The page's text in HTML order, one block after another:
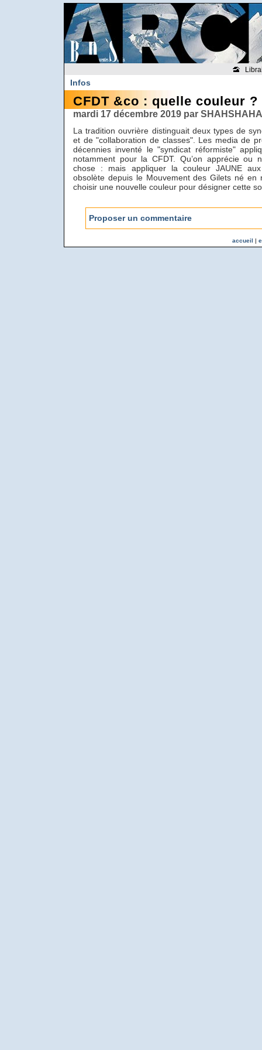
Infos
CFDT &co : quelle couleur ?
mardi 17 décembre 2019 par
La tradition ouvrière distinguait deux types de
et de "collaboration de classes". Les media de
décennies inventé le "syndicat réformiste"
notamment pour la CFDT. Qu’on apprécie ou
chose : mais appliquer la couleur JAUNE
obsolète depuis le Mouvement des Gilets né en
choisir une nouvelle couleur pour désigner cette
Proposer un commentaire
accueil |